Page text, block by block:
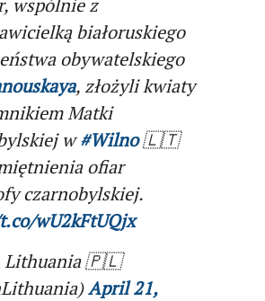
wspólnie z
białoruskiego
obywatelskiego
, złożyli kwiaty
Matki
w#Wilno🇱🇹
ofiar
czarnobylskiej.
wU2kFtUQjx
Lithuania 🇵🇱
April 21,